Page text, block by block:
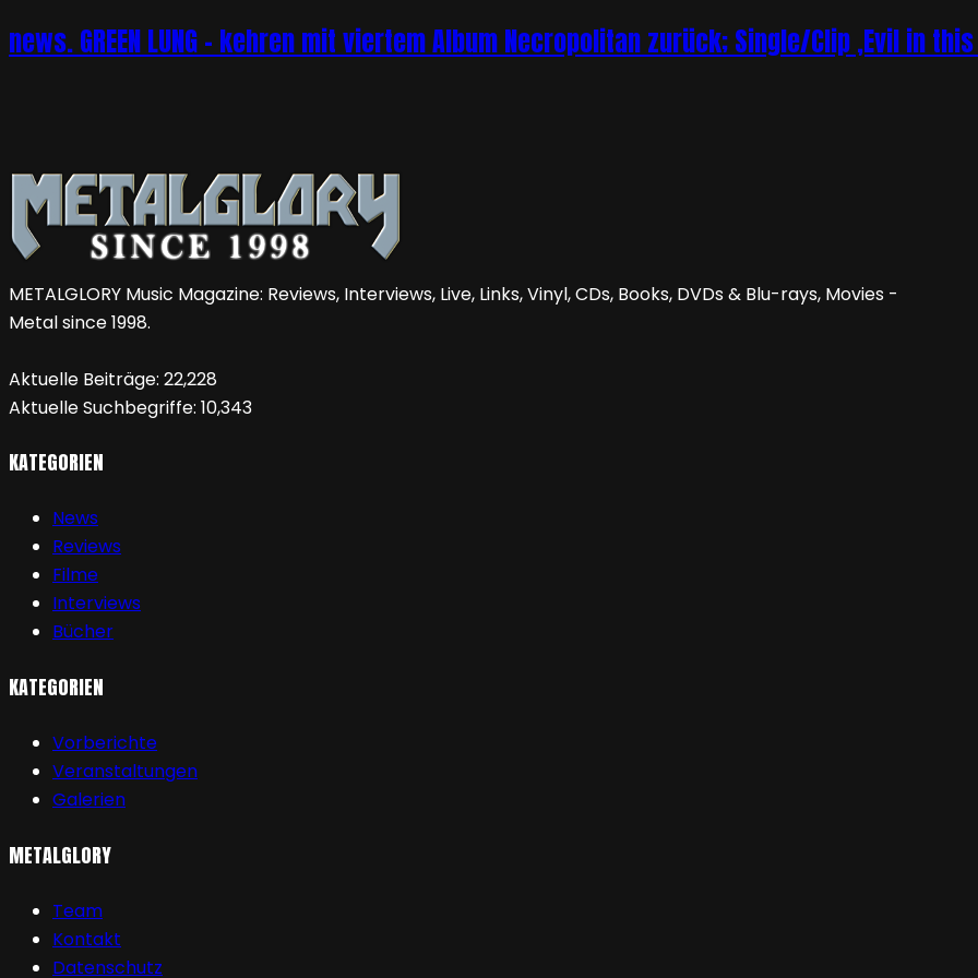
news. GREEN LUNG – kehren mit viertem Album Necropolitan zurück; Single/Clip ‚Evil in this
METALGLORY Music Magazine: Reviews, Interviews, Live, Links, Vinyl, CDs, Books, DVDs & Blu-rays, Movies -
Metal since 1998.
Aktuelle Beiträge: 22,228
Aktuelle Suchbegriffe: 10,343
KATEGORIEN
News
Reviews
Filme
Interviews
Bücher
KATEGORIEN
Vorberichte
Veranstaltungen
Galerien
METALGLORY
Team
Kontakt
Datenschutz